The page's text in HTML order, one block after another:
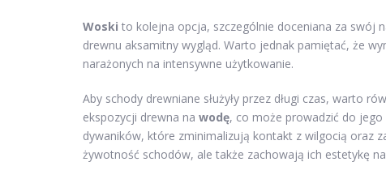
Woski to kolejna opcja, szczególnie doceniana za swój
drewnu aksamitny wygląd. Warto jednak pamiętać, że
narażonych na intensywne użytkowanie.
Aby schody drewniane służyły przez długi czas, warto
ekspozycji drewna na wodę, co może prowadzić do
dywaników, które zminimalizują kontakt z wilgocią oraz
żywotność schodów, ale także zachowają ich estetykę